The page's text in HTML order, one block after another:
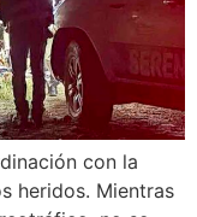
con la
heridos. Mientras